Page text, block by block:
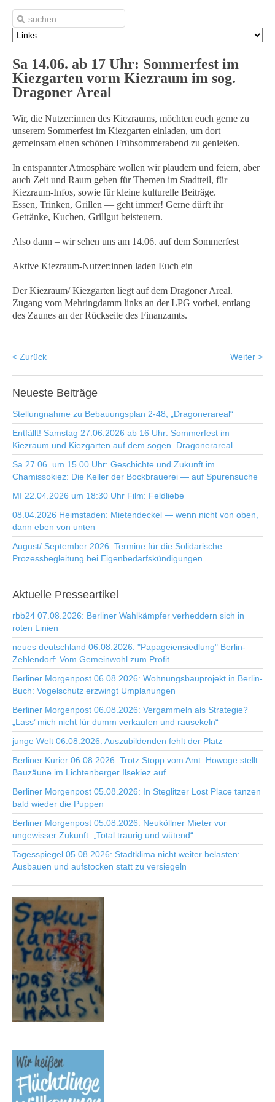
Sa 14.06. ab 17 Uhr: Sommerfest im
Kiezgarten vorm Kiezraum im sog.
Dragoner Areal
Wir, die Nutzer:innen des Kiezraums, möchten euch gerne zu
unserem Sommerfest im Kiezgarten einladen, um dort
gemeinsam einen schönen Frühsommerabend zu genießen.
In entspannter Atmosphäre wollen wir plaudern und feiern, aber
auch Zeit und Raum geben für Themen im Stadtteil, für
Kiezraum-Infos, sowie für kleine kulturelle Beiträge.
Essen, Trinken, Grillen — geht immer! Gerne dürft ihr
Getränke, Kuchen, Grillgut beisteuern.
Also dann – wir sehen uns am 14.06. auf dem Sommerfest
Aktive Kiezraum-Nutzer:innen laden Euch ein
Der Kiezraum/ Kiezgarten liegt auf dem Dragoner Areal.
Zugang vom Mehringdamm links an der LPG vorbei, entlang
des Zaunes an der Rückseite des Finanzamts.
< Zurück Weiter >
Neueste Beiträge
Stellungnahme zu Bebauungsplan 2-48, „Dragonerareal“
Entfällt! Samstag 27.06.2026 ab 16 Uhr: Sommerfest im
Kiezraum und Kiezgarten auf dem sogen. Dragonerareal
Sa 27.06. um 15.00 Uhr: Geschichte und Zukunft im
Chamissokiez: Die Keller der Bockbrauerei — auf Spurensuche
MI 22.04.2026 um 18:30 Uhr Film: Feldliebe
08.04.2026 Heimstaden: Mietendeckel — wenn nicht von oben,
dann eben von unten
August/ September 2026: Termine für die Solidarische
Prozessbegleitung bei Eigenbedarfskündigungen
Aktuelle Presseartikel
rbb24 07.08.2026: Berliner Wahlkämpfer verheddern sich in
roten Linien
neues deutschland 06.08.2026: "Papageiensiedlung" Berlin-
Zehlendorf: Vom Gemeinwohl zum Profit
Berliner Morgenpost 06.08.2026: Wohnungsbauprojekt in Berlin-
Buch: Vogelschutz erzwingt Umplanungen
Berliner Morgenpost 06.08.2026: Vergammeln als Strategie?
„Lass’ mich nicht für dumm verkaufen und rausekeln“
junge Welt 06.08.2026: Auszubildenden fehlt der Platz
Berliner Kurier 06.08.2026: Trotz Stopp vom Amt: Howoge stellt
Bauzäune im Lichtenberger Ilsekiez auf
Berliner Morgenpost 05.08.2026: In Steglitzer Lost Place tanzen
bald wieder die Puppen
Berliner Morgenpost 05.08.2026: Neuköllner Mieter vor
ungewisser Zukunft: „Total traurig und wütend“
Tagesspiegel 05.08.2026: Stadtklima nicht weiter belasten:
Ausbauen und aufstocken statt zu versiegeln